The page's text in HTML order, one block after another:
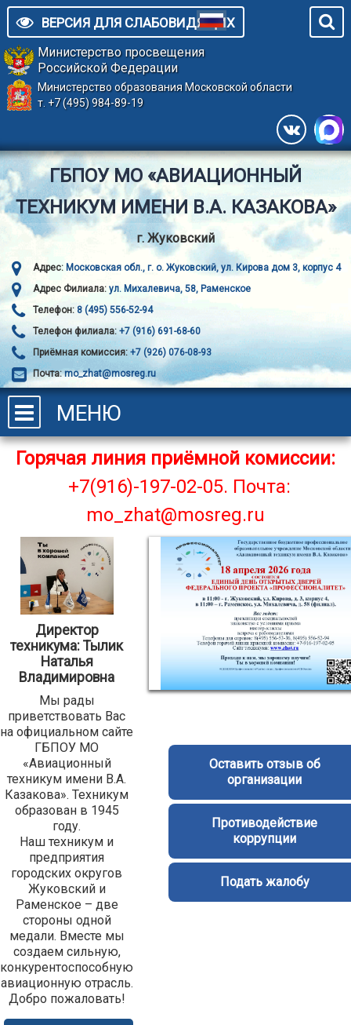
ВЕРСИЯ ДЛЯ СЛАБОВИДЯЩИХ
Министерство просвещения
Российской Федерации
Министерство образования Московской области
т. +7 (495) 984-89-19
ГБПОУ МО «АВИАЦИОННЫЙ
ТЕХНИКУМ ИМЕНИ В.А. КАЗАКОВА»
г. Жуковский
Адрес: Московская обл., г. о. Жуковский, ул. Кирова дом 3, корпус 4
Адрес Филиала: ул. Михалевича, 58, Раменское
Телефон: 8 (495) 556-52-94
Телефон филиала:+7 (916) 691-68-60
Приёмная комиссия: +7 (926) 076-08-93
Почта:mo_zhat@mosreg.ru
МЕНЮ
Горячая линия приёмной комиссии:
+7(916)-197-02-05. Почта:
mo_zhat@mosreg.ru
Директор
техникума: Тылик
Наталья
Владимировна
Мы рады
приветствовать Вас
на официальном сайте
ГБПОУ МО
«Авиационный
техникум имени В.А.
Казакова». Техникум
образован в 1945
году.
Наш техникум и
предприятия
городских округов
Жуковский и
Раменское – две
стороны одной
медали. Вместе мы
создаем сильную,
конкурентоспособную
авиационную отрасль.
Добро пожаловать!
Оставить отзыв об
организации
Противодействие
коррупции
Подать жалобу